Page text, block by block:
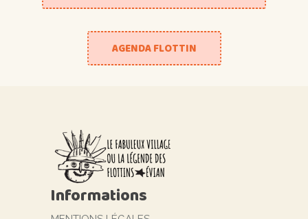
AGENDA FLOTTIN
Informations